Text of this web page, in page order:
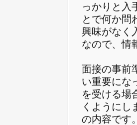
っかりと入
とで何か問
興味がなく
なので、情
面接の事前
い重要にな
を受ける場
くようにし
の内容です